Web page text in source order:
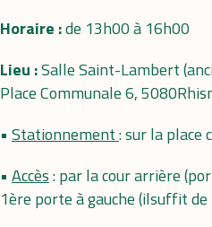
Horaire :de 13h00 à 16h00
Lieu :Salle Saint-Lambert
Place Communale 6,
• Stationnement: sur la place
• Accès: par la cour arrière
1ère porte à gauche (ilsuffit